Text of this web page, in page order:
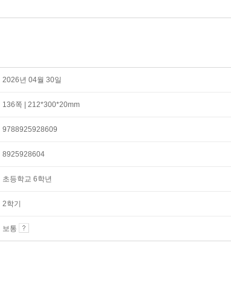
2026년 04월 30일
136쪽 | 212*300*20mm
9788925928609
8925928604
초등학교 6학년
2학기
보통